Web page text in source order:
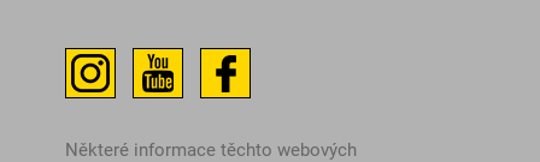
Některé informace těchto webových